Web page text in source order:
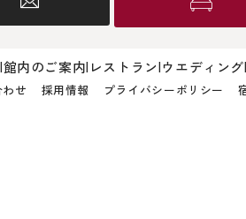
館内のご案内 レストラン ウエディング
せ 採用情報 プライバシーポリシー